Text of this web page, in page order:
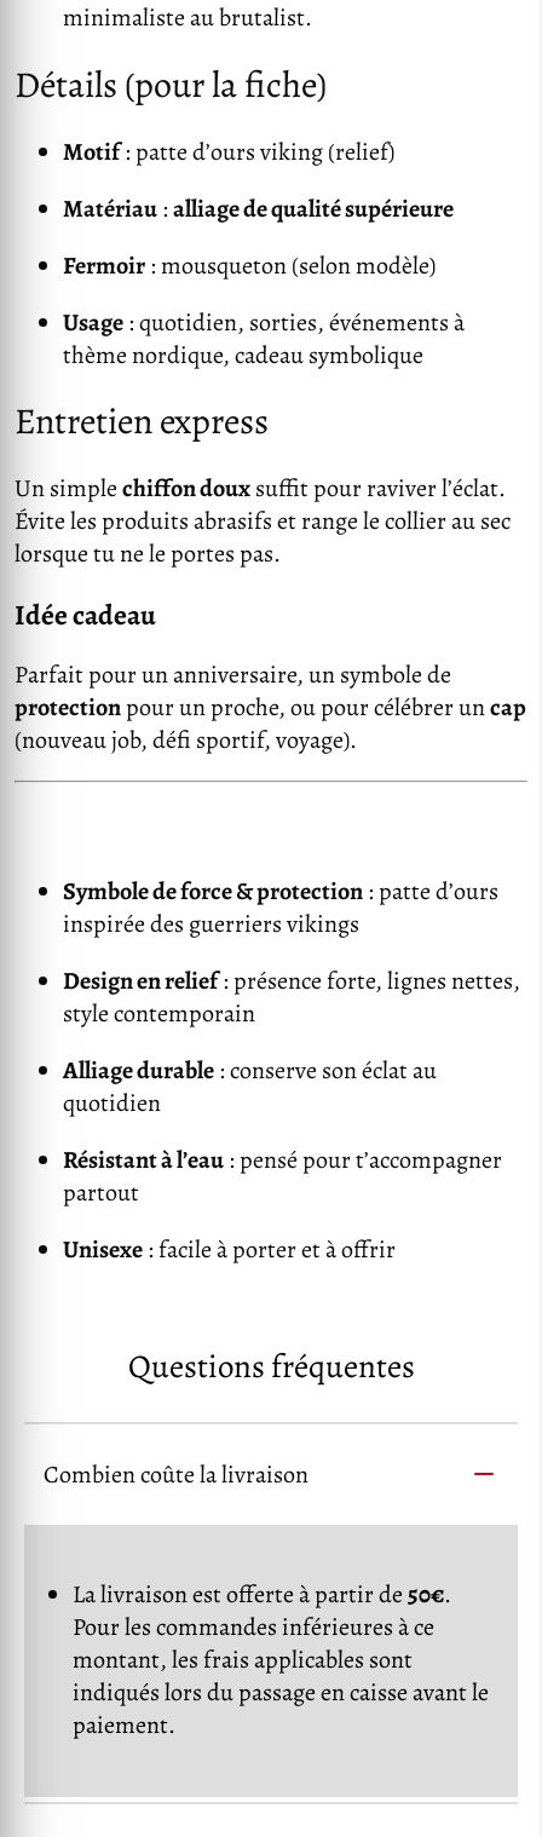
minimaliste au brutalist.
Détails (pour la fiche)
Motif: patte d’ours viking (relief)
Matériau:alliage de qualité supérieure
Fermoir: mousqueton (selon modèle)
Usage: quotidien, sorties, événements à
thème nordique, cadeau symbolique
Entretien express
Un simplechiffon douxsuffit pour raviver l’éclat.
Évite les produits abrasifs et range le collier au sec
lorsque tu ne le portes pas.
Idée cadeau
Parfait pour un anniversaire, un symbole de
protectionpour un proche, ou pour célébrer uncap
(nouveau job, défi sportif, voyage).
Symbole de force & protection: patte d’ours
inspirée des guerriers vikings
Design en relief: présence forte, lignes nettes,
style contemporain
Alliage durable: conserve son éclat au
quotidien
Résistant à l’eau: pensé pour t’accompagner
partout
Unisexe: facile à porter et à offrir
Questions fréquentes
Combien coûte la livraison
La livraison est offerte à partir de50€.
Pour les commandes inférieures à ce
montant, les frais applicables sont
indiqués lors du passage en caisse avant le
paiement.